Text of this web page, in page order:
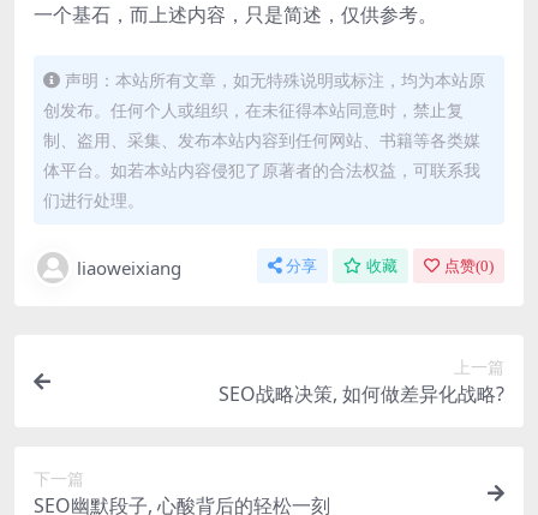
一个基石，而上述内容，只是简述，仅供参考。
声明：本站所有文章，如无特殊说明或标注，均为本站原
创发布。任何个人或组织，在未征得本站同意时，禁止复
制、盗用、采集、发布本站内容到任何网站、书籍等各类媒
体平台。如若本站内容侵犯了原著者的合法权益，可联系我
们进行处理。
liaoweixiang 分享 收藏 点赞(0)
上一篇
SEO战略决策, 如何做差异化战略?
下一篇
SEO幽默段子, 心酸背后的轻松一刻